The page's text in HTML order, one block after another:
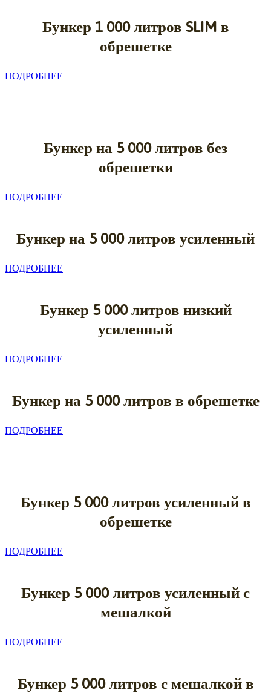
Бункер 1000 литров SLIM в
обрешетке
ПОДРОБНЕЕ
Бункер на 5000 литров без
обрешетки
ПОДРОБНЕЕ
Бункер на 5000 литров усиленный
ПОДРОБНЕЕ
Бункер 5000 литров низкий
усиленный
ПОДРОБНЕЕ
Бункер на 5000 литров в обрешетке
ПОДРОБНЕЕ
Бункер 5000 литров усиленный в
обрешетке
ПОДРОБНЕЕ
Бункер 5000 литров усиленный с
мешалкой
ПОДРОБНЕЕ
Бункер 5000 литров с мешалкой в